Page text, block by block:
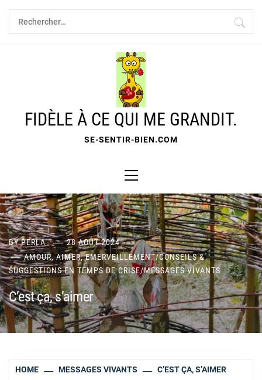
Skip
content
Rechercher :
FIDÈLE À CE QUI ME GRANDIT.
SE-SENTIR-BIEN.COM
Menu
BYPERLA
28 AOÛT 2024
AMOUR, AIMER, EMERVEILLEMENT/CONSEILS &
SUGGESTIONS EN TEMPS DE CRISE/MESSAGES VIVANTS
C’est ça, s’aimer
HOME MESSAGES VIVANTS C’EST ÇA, S’AIMER